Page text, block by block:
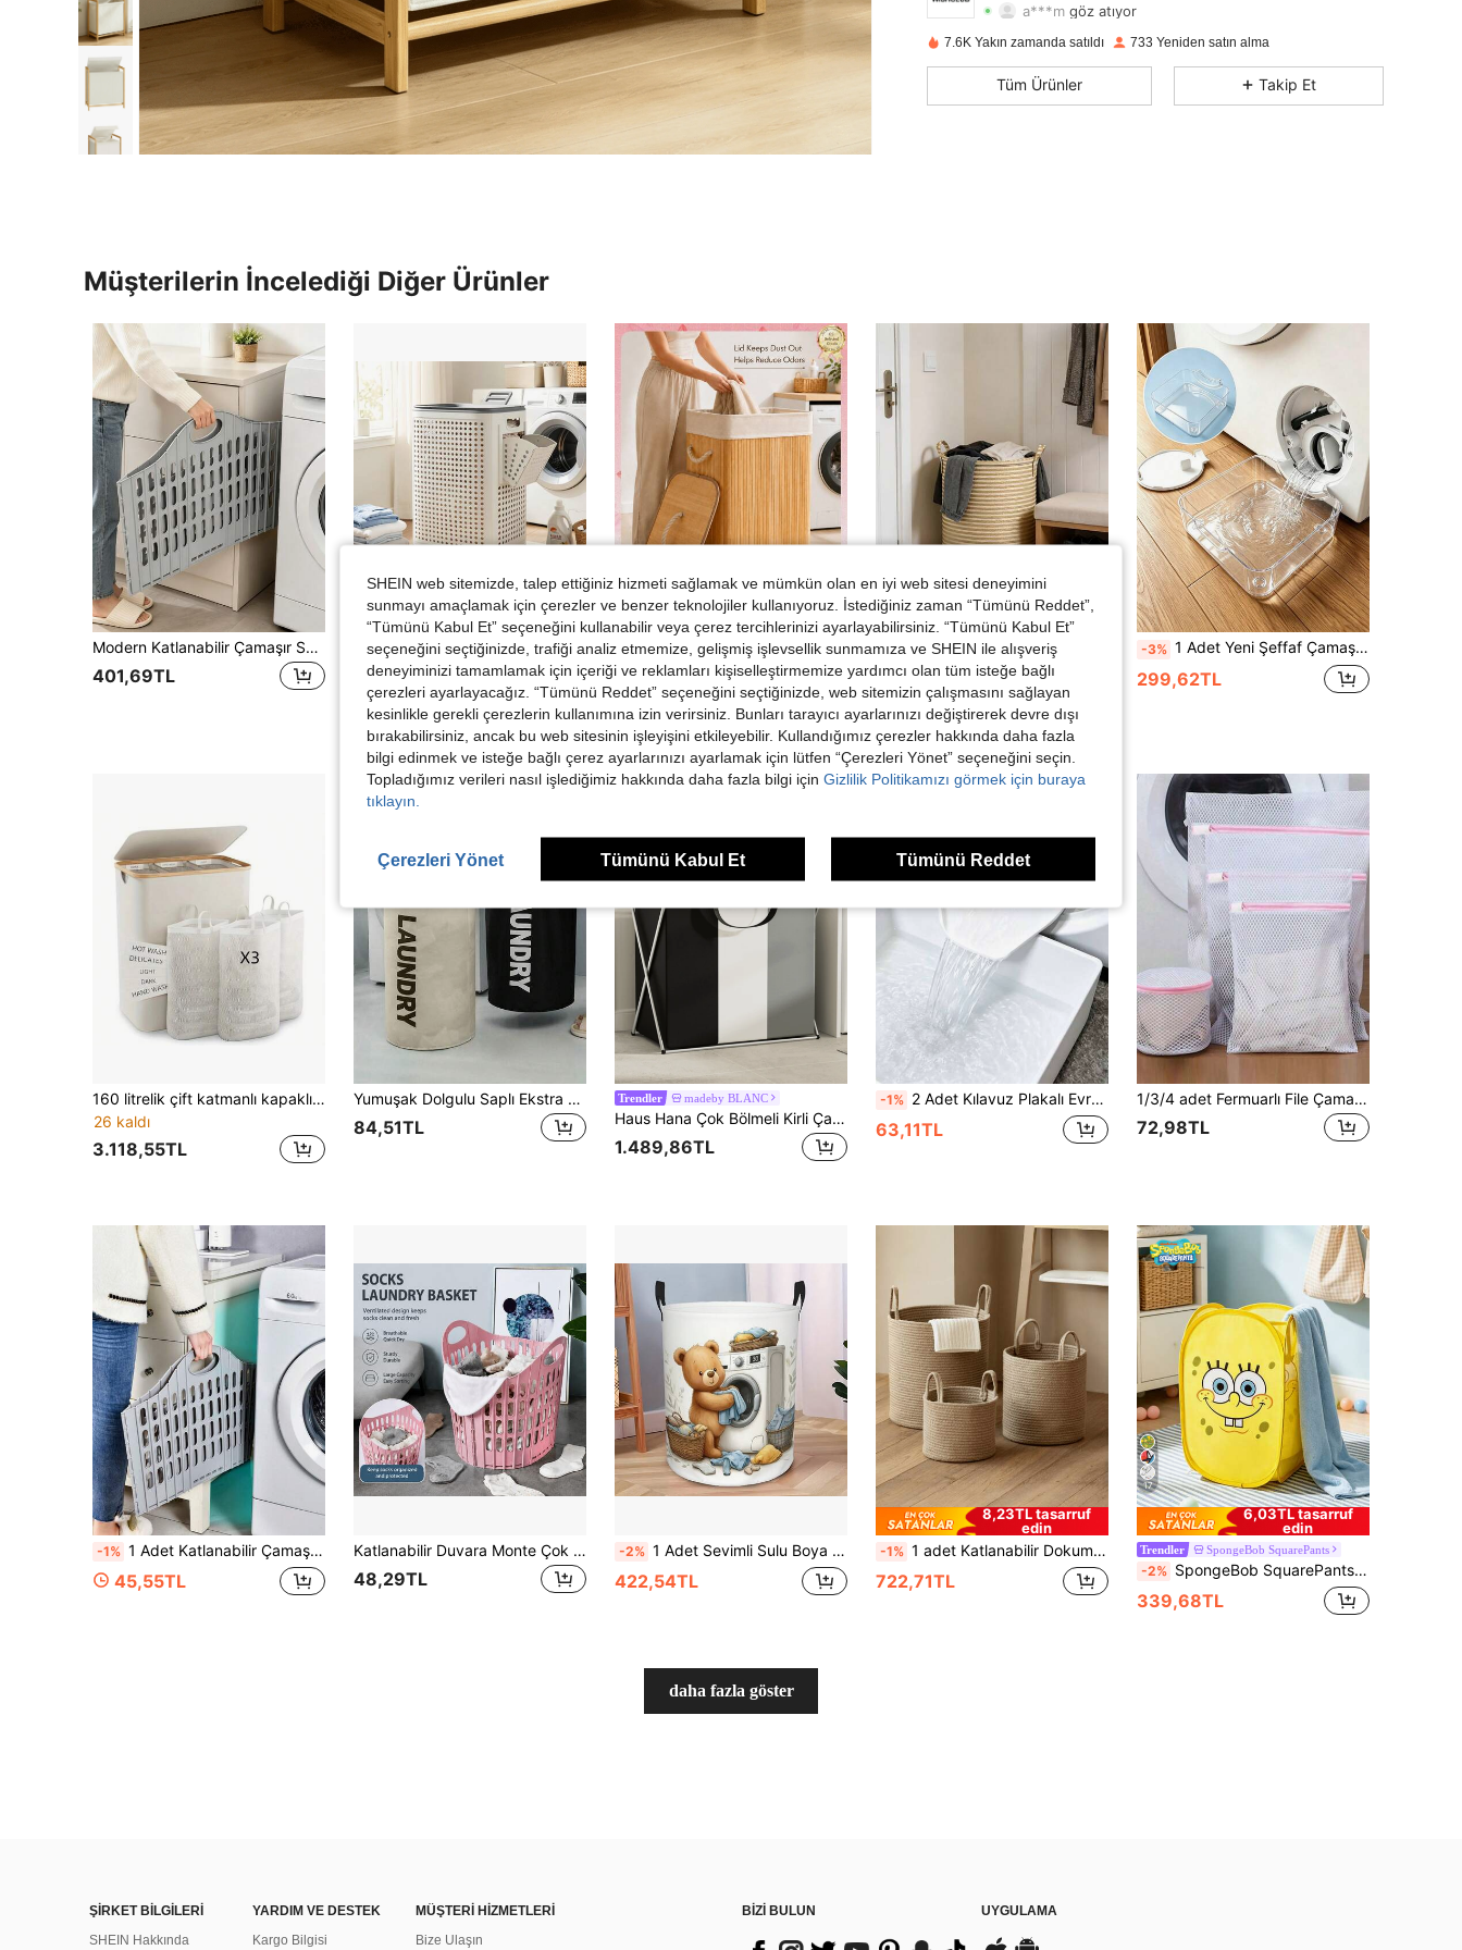
a***m göz atıyor
4,80 Derecelendirme
4,80 23 260
7.6K Yakın zamanda satıldı 733 Yeniden satın alma
Tüm Ürünler Takip Et
Müşterilerin İncelediği Diğer Ürünler
Modern Katlanabilir Çamaşır Sepeti - Duvara Monte Edilebilir, Taşınabilir Çok Katlı Kirli Çamaşır Sepeti, Kare Polipropilen Çamaşır Sepeti, Ev ve Banyo Depolama İçin Uygundur
401,69TL
-6% Kıyafetler, Havlular ve Oyuncaklar İçin Havalandırmalı Saklama Hazneli Tekerlekli Çamaşır Sepeti, Yurt Odası, Yatak Odası, Banyo ve Çamaşır Odası İçin Mükemmel Düzenleyici, Ev Düzeni İçin Taşınabilir Hareketli Saklama Çözümü
6 kaldı
3.727,12TL
-50% 1 Adet Büyük Kapasiteli Kapaklı Çamaşır Sepeti, Katlanabilir Kumaş Astarlı Kıyafet Saklama Kutusu, Banyo ve Tuvalet İçin Köşe Çamaşırlık, Nem Geçirmez Kıyafet Ayıklama Sepeti, Elde Taşınabilir Toz Geçirmez Kirli Çamaşır Kovası, Çamaşır Odası Saklama İçin Köşe Çamaşır Sepeti, Banyo, Yatak Odası, Gardırop ve Diğer Yaşam Alanları İçin Uygun, Ev İçi Kolay Hareket İçin İp Saplı, Kolay Düzenli Temizlik İçin Çıkarılabilir Astarlı
5 kaldı
1.262,68TL
221,70TL
-3% 1 Adet Yeni Şeffaf Çamaşır Makinesi Tahliye Tepsisi, Çamaşır Odası Zemin Taşmasını Etkili Şekilde Önler, Çamaşır Odası Zemin Koruma Tepsisi, Çamaşır Alanı Temizlik ve Düzenleme Aksesuarı
299,62TL
160 litrelik çift katmanlı kapaklı çamaşır sepeti, 3 adet çamaşır torbası içerir, büyük kapasiteli kapaklı kirli çamaşır sepeti, çıkarılabilir iç çamaşırı torbası, katlanabilir yerden tasarruf sağlayan çamaşır saklama sepeti.
26 kaldı
3.118,55TL
Yumuşak Dolgulu Saplı Ekstra Büyük Yüksek Kaliteli Çamaşır Sepeti - Kumaş Çamaşır Sepeti, Katlanabilir Yuvarlak Sepet, Çeşitli Oda Tipleri İçin Uygun, Günlük Stil Kıyafet Saklama Kutusu, Çamaşır Aksesuarları, Çamaşır Sepeti, Yer Tasarrufu Sağlayan
84,51TL
Trendler madeby BLANC
Haus Hana Çok Bölmeli Kirli Çamaşır Sepeti, Elde Taşınabilir Kirli Çamaşır Sepeti, Büyük Kirli Çamaşır Sepeti, Taşınabilir Çamaşır Sepeti, 3 Yuvalı / 2 Yuvalı / 1 Yuvalı Büyük Ev Kumaş Saklama Kutusu
1.489,86TL
-1% 2 Adet Kılavuz Plakalı Evrensel Çamaşır Makinesi Tahliye Tepsisi, Sızdırmaz Su Toplama Kutusu, Çamaşır Makinesi Çıkış Suyu Depolama İçin, Çamaşır Odası Zemininin Taşmasını Önler, Banyo, Çamaşır Odası, Ev, Seyahat İçin Uygun, Banyo Aksesuarları, Temizlik Malzemeleri, Cadılar Bayramı, Noel, Mezuniyet Sezonu, Çamaşır Mağazası, Temel Hediye
63,11TL
1/3/4 adet Fermuarlı File Çamaşır Torbası, Petek Desenli Yıkama Torbası, Giysiler, Gömlekler, Sütyenler, Çoraplar, Külotlu Çoraplar, İç Çamaşırları İçin Uygun, Seyahat Saklama Torbası, İlkbahar ve Yaz İçin Minimalist Stil
72,98TL
-1% 1 Adet Katlanabilir Çamaşır Sepeti, Kirli Kıyafet Saklama Düzenleyici, Ultra İnce Katlanabilir Çamaşırlık, Üniversite Yurtları, Yatak Odası ve Ev Düzeni İçin Mükemmel Hediye, Okula Dönüş Sezonu
45,55TL
Katlanabilir Duvara Monte Çok Bölmeli Taşınabilir Kirli Çamaşır Saklama Kutusu, Dayanıklı Polipropilen Kare Tasarım, Ev ve Banyo İçin Uygun, Katlanabilir Çamaşır Sepeti, Çamaşır Saklama ve Düzenleme, Tekerlekli Çamaşır Sepeti, Kirli Çamaşır Sepeti, Dar Çamaşır Sepeti, Kapaklı Çamaşır Sepeti, Kıyafet Çamaşır Sepeti, Çamaşır Sepeti, Yer Tasarrufu Sağlayan Çözüm, Şık Düzenleyici, Çorap Saklama, Çorap Çamaşır Sepeti, İç Çamaşırı Saklama
48,29TL
-2% 1 Adet Sevimli Sulu Boya Ayıcık Desenli Çamaşır Sepeti, Çizgi Film Ayı Çamaşır Makinesi Baskılı, Saplı Katlanabilir Saklama Kutusu, Banyo Kıyafet Saklama İçin Uygun
422,54TL
8,23TL tasarruf
edin
-1% 1 adet Katlanabilir Dokuma Çamaşır Sepeti, Saplı, Çok Fonksiyonlu, Geniş Kapasiteli Saklama Sepeti, Sarı ve Beyaz Renk Seçenekleriyle, Giysi, Battaniye, Oyuncak, Tatil Eşyası, Ev Dekorasyonu Saklamak İçin Uygundur, Çamaşır Odası, Banyo, Yatak Odası, Oturma Odası, Koridor vb. Yerlerde Kullanılabilir.
722,71TL
17
6,03TL tasarruf
edin
Trendler SpongeBob SquarePants
-2% SpongeBob SquarePants | SHEIN Polyester Fiber Katlanabilir Saklama Sepeti - Açılır Taşınabilir Saklama Sepeti, Ev Tipi Çok Fonksiyonlu Saklama Kutusu, Kıyafet, Oyuncak ve Çeşitli Eşyaların Düzenlenmesi İçin Uygun, Hafif, Dayanıklı ve Kolay Temizlenen, Yatak Odaları ve Oturma Odaları İçin Uygun
339,68TL
daha fazla göster
ŞİRKET BİLGİLERİ
SHEIN Hakkında
YARDIM VE DESTEK
Kargo Bilgisi
MÜŞTERİ HİZMETLERİ
Bize Ulaşın
BİZİ BULUN UYGULAMA
SHEIN web sitemizde, talep ettiğiniz hizmeti sağlamak ve mümkün olan en iyi web sitesi deneyimini
sunmayı amaçlamak için çerezler ve benzer teknolojiler kullanıyoruz. İstediğiniz zaman “Tümünü Reddet”,
“Tümünü Kabul Et” seçeneğini kullanabilir veya çerez tercihlerinizi ayarlayabilirsiniz. “Tümünü Kabul Et”
seçeneğini seçtiğinizde, trafiği analiz etmemize, gelişmiş işlevsellik sunmamıza ve SHEIN ile alışveriş
deneyiminizi tamamlamak için içeriği ve reklamları kişiselleştirmemize yardımcı olan tüm isteğe bağlı
çerezleri ayarlayacağız. “Tümünü Reddet” seçeneğini seçtiğinizde, web sitemizin çalışmasını sağlayan
kesinlikle gerekli çerezlerin kullanımına izin verirsiniz. Bunları tarayıcı ayarlarınızı değiştirerek devre dışı
bırakabilirsiniz, ancak bu web sitesinin işleyişini etkileyebilir. Kullandığımız çerezler hakkında daha fazla
bilgi edinmek ve isteğe bağlı çerez ayarlarınızı ayarlamak için lütfen “Çerezleri Yönet” seçeneğini seçin.
Topladığımız verileri nasıl işlediğimiz hakkında daha fazla bilgi için Gizlilik Politikamızı görmek için buraya
tıklayın.
Çerezleri Yönet Tümünü Kabul Et Tümünü Reddet